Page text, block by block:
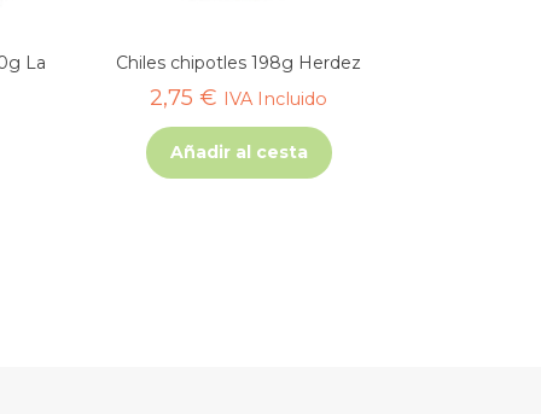
La Chiles chipotles 198g Herdez
2,75 € IVA Incluido
Añadir al cesta